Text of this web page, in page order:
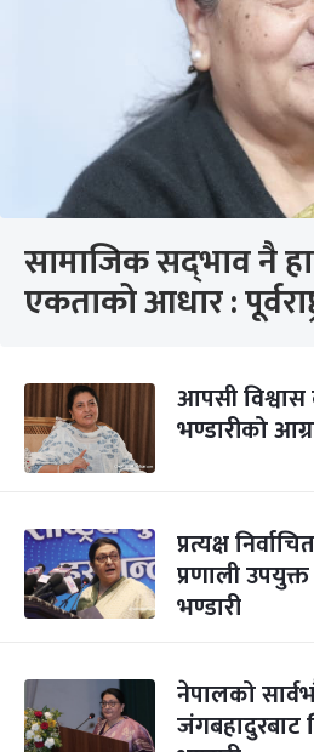
सामाजिक सद्‌भाव नै
एकताको आधार :
आपसी विश्वास
भण्डारीको
प्रत्यक्ष
प्रणाली उपयुक्त
भण्डारी
नेपालको
जंगबहादुरबाट